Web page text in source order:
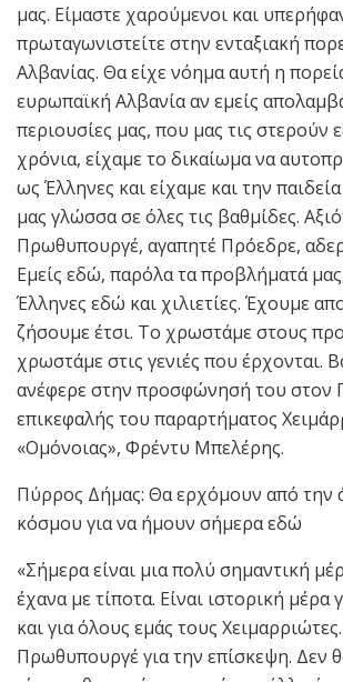
μας. Είμαστε χαρούμενοι και
πρωταγωνιστείτε στην ενταξιακή
Αλβανίας. Θα είχε νόημα αυτή η
ευρωπαϊκή Αλβανία αν εμείς
περιουσίες μας, που μας τις στερούν
χρόνια, είχαμε το δικαίωμα να
ως Έλληνες και είχαμε και την
μας γλώσσα σε όλες τις βαθμίδες.
Πρωθυπουργέ, αγαπητέ Πρόεδρε,
Εμείς εδώ, παρόλα τα προβλήματά
Έλληνες εδώ και χιλιετίες. Έχουμε
ζήσουμε έτσι. Το χρωστάμε στους
χρωστάμε στις γενιές που έρχονται.
ανέφερε στην προσφώνησή του
επικεφαλής του παραρτήματος
«Ομόνοιας», Φρέντυ Μπελέρης.
Πύρρος Δήμας: Θα ερχόμουν από την
κόσμου για να ήμουν σήμερα εδώ
«Σήμερα είναι μια πολύ σημαντική
έχανα με τίποτα. Είναι ιστορική μέρα
και για όλους εμάς τους
Πρωθυπουργέ για την επίσκεψη. Δεν